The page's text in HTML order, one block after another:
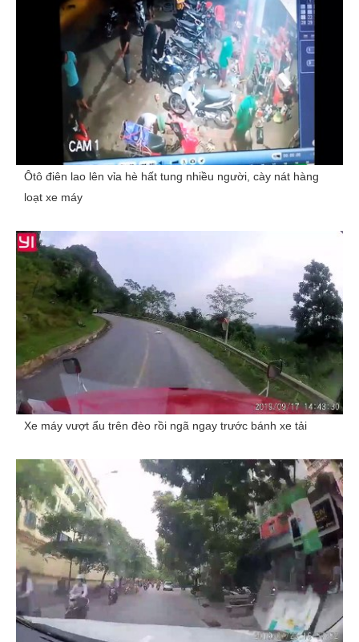
Ôtô điên lao lên vỉa hè hất tung nhiều người, cày nát hàng
loạt xe máy
Xe máy vượt ẩu trên đèo rồi ngã ngay trước bánh xe tải